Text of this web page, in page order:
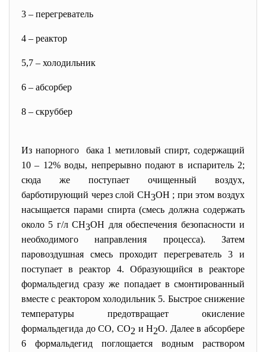
3 – перегреватель
4 – реактор
5,7 – холодильник
6 – абсорбер
8 – скруббер
Из напорного бака 1 метиловый спирт, содержащий
10 – 12% воды, непрерывно подают в испаритель 2;
сюда же поступает очищенный воздух,
барботирующий через слой СН3ОН ; при этом воздух
насыщается парами спирта (смесь должна содержать
около 5 г/л СН3ОН для обеспечения безопасности и
необходимого направления процесса). Затем
паровоздушная смесь проходит перегреватель 3 и
поступает в реактор 4. Образующийся в реакторе
формальдегид сразу же попадает в смонтированный
вместе с реактором холодильник 5. Быстрое снижение
температуры предотвращает окисление
формальдегида до СО, СО2 и Н2О. Далее в абсорбере
6 формальдегид поглощается водным раствором